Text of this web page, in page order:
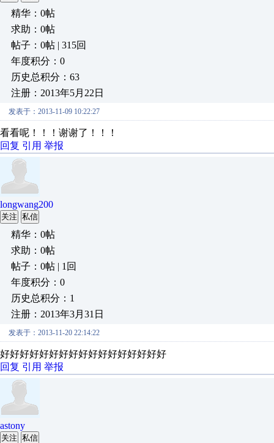
精华：0帖
求助：0帖
帖子：0帖 | 315回
年度积分：0
历史总积分：63
注册：2013年5月22日
发表于：2013-11-09 10:22:27
看看呢！！！谢谢了！！！
回复 引用 举报
longwang200
关注 私信
精华：0帖
求助：0帖
帖子：0帖 | 1回
年度积分：0
历史总积分：1
注册：2013年3月31日
发表于：2013-11-20 22:14:22
好好好好好好好好好好好好好好好好好
回复 引用 举报
astony
关注 私信